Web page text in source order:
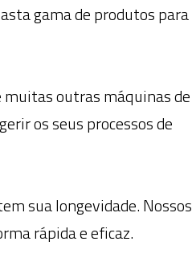
gama de produtos para
muitas outras máquinas de
os seus processos de
sua longevidade. Nossos
rápida e eficaz.